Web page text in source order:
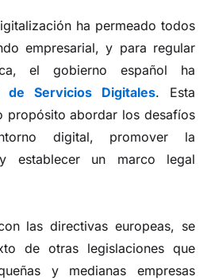
ha permeado todos
empresarial, y para regular
el gobierno español ha
de Servicios Digitales. Esta
propósito abordar los desafíos
digital, promover la
establecer un marco legal
las directivas europeas, se
de otras legislaciones que
y medianas empresas